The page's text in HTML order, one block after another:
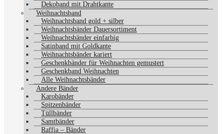
Dekoband mit Drahtkante
Weihnachtsband
Weihnachtsband gold + silber
Weihnachtsbänder Dauersortiment
Weihnachtsbänder einfarbig
Satinband mit Goldkante
Weihnachtsbänder kariert
Geschenkbänder für Weihnachten gemustert
Geschenkband Weihnachten
Alle Weihnachtsbänder
Andere Bänder
Karobänder
Spitzenbänder
Tüllbänder
Samtbänder
Raffia – Bänder